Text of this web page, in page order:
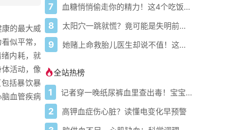
的最大威
似平常，
内耗，就
活动，像
括暴饮暴
血管疾病
7 血糖悄悄偷走你的精力！这4个吃饭习惯你中招了吗？
8 太阳穴一跳就慌？竟可能是失明前兆！快查清是哪种头痛
9 她赌上命救胎儿医生却说不值！这剧揭穿高危孕产最大误区
全站热榜
1 记者穿一晚纸尿裤血里查出毒！宝宝血液浓度竟是成人的5倍？
2 高钾血症伤心脏？读懂电变化早预警